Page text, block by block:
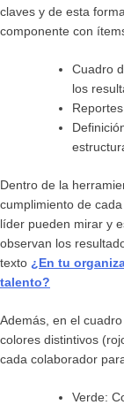
claves y de esta
componente con
Cuadro
los
Dentro de la
cumplimiento de
líder pueden mirar y
observan los
texto ¿En tu
talento?
Además, en el
colores distintivos
cada colaborador
Verde: